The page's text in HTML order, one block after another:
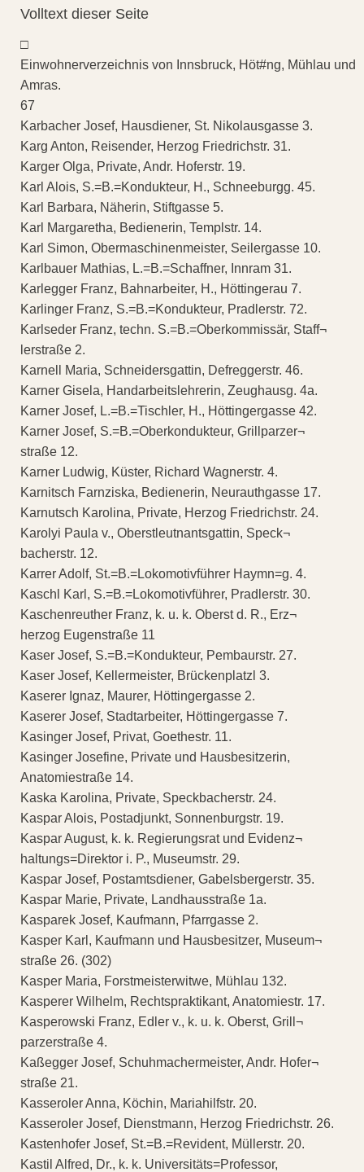
Volltext dieser Seite
□
Einwohnerverzeichnis von Innsbruck, Höt#ng, Mühlau und
Amras.
67
Karbacher Josef, Hausdiener, St. Nikolausgasse 3.
Karg Anton, Reisender, Herzog Friedrichstr. 31.
Karger Olga, Private, Andr. Hoferstr. 19.
Karl Alois, S.=B.=Kondukteur, H., Schneeburgg. 45.
Karl Barbara, Näherin, Stiftgasse 5.
Karl Margaretha, Bedienerin, Templstr. 14.
Karl Simon, Obermaschinenmeister, Seilergasse 10.
Karlbauer Mathias, L.=B.=Schaffner, Innram 31.
Karlegger Franz, Bahnarbeiter, H., Höttingerau 7.
Karlinger Franz, S.=B.=Kondukteur, Pradlerstr. 72.
Karlseder Franz, techn. S.=B.=Oberkommissär, Staff¬
lerstraße 2.
Karnell Maria, Schneidersgattin, Defreggerstr. 46.
Karner Gisela, Handarbeitslehrerin, Zeughausg. 4a.
Karner Josef, L.=B.=Tischler, H., Höttingergasse 42.
Karner Josef, S.=B.=Oberkondukteur, Grillparzer¬
straße 12.
Karner Ludwig, Küster, Richard Wagnerstr. 4.
Karnitsch Farnziska, Bedienerin, Neurauthgasse 17.
Karnutsch Karolina, Private, Herzog Friedrichstr. 24.
Karolyi Paula v., Oberstleutnantsgattin, Speck¬
bacherstr. 12.
Karrer Adolf, St.=B.=Lokomotivführer Haymn=g. 4.
Kaschl Karl, S.=B.=Lokomotivführer, Pradlerstr. 30.
Kaschenreuther Franz, k. u. k. Oberst d. R., Erz¬
herzog Eugenstraße 11
Kaser Josef, S.=B.=Kondukteur, Pembaurstr. 27.
Kaser Josef, Kellermeister, Brückenplatzl 3.
Kaserer Ignaz, Maurer, Höttingergasse 2.
Kaserer Josef, Stadtarbeiter, Höttingergasse 7.
Kasinger Josef, Privat, Goethestr. 11.
Kasinger Josefine, Private und Hausbesitzerin,
Anatomiestraße 14.
Kaska Karolina, Private, Speckbacherstr. 24.
Kaspar Alois, Postadjunkt, Sonnenburgstr. 19.
Kaspar August, k. k. Regierungsrat und Evidenz¬
haltungs=Direktor i. P., Museumstr. 29.
Kaspar Josef, Postamtsdiener, Gabelsbergerstr. 35.
Kaspar Marie, Private, Landhausstraße 1a.
Kasparek Josef, Kaufmann, Pfarrgasse 2.
Kasper Karl, Kaufmann und Hausbesitzer, Museum¬
straße 26. (302)
Kasper Maria, Forstmeisterwitwe, Mühlau 132.
Kasperer Wilhelm, Rechtspraktikant, Anatomiestr. 17.
Kasperowski Franz, Edler v., k. u. k. Oberst, Grill¬
parzerstraße 4.
Kaßegger Josef, Schuhmachermeister, Andr. Hofer¬
straße 21.
Kasseroler Anna, Köchin, Mariahilfstr. 20.
Kasseroler Josef, Dienstmann, Herzog Friedrichstr. 26.
Kastenhofer Josef, St.=B.=Revident, Müllerstr. 20.
Kastil Alfred, Dr., k. k. Universitäts=Professor,